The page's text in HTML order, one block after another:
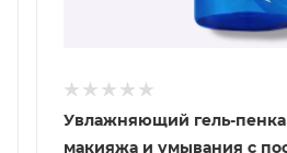
Увлажняющий гель-пенка
макияжа и умывания с